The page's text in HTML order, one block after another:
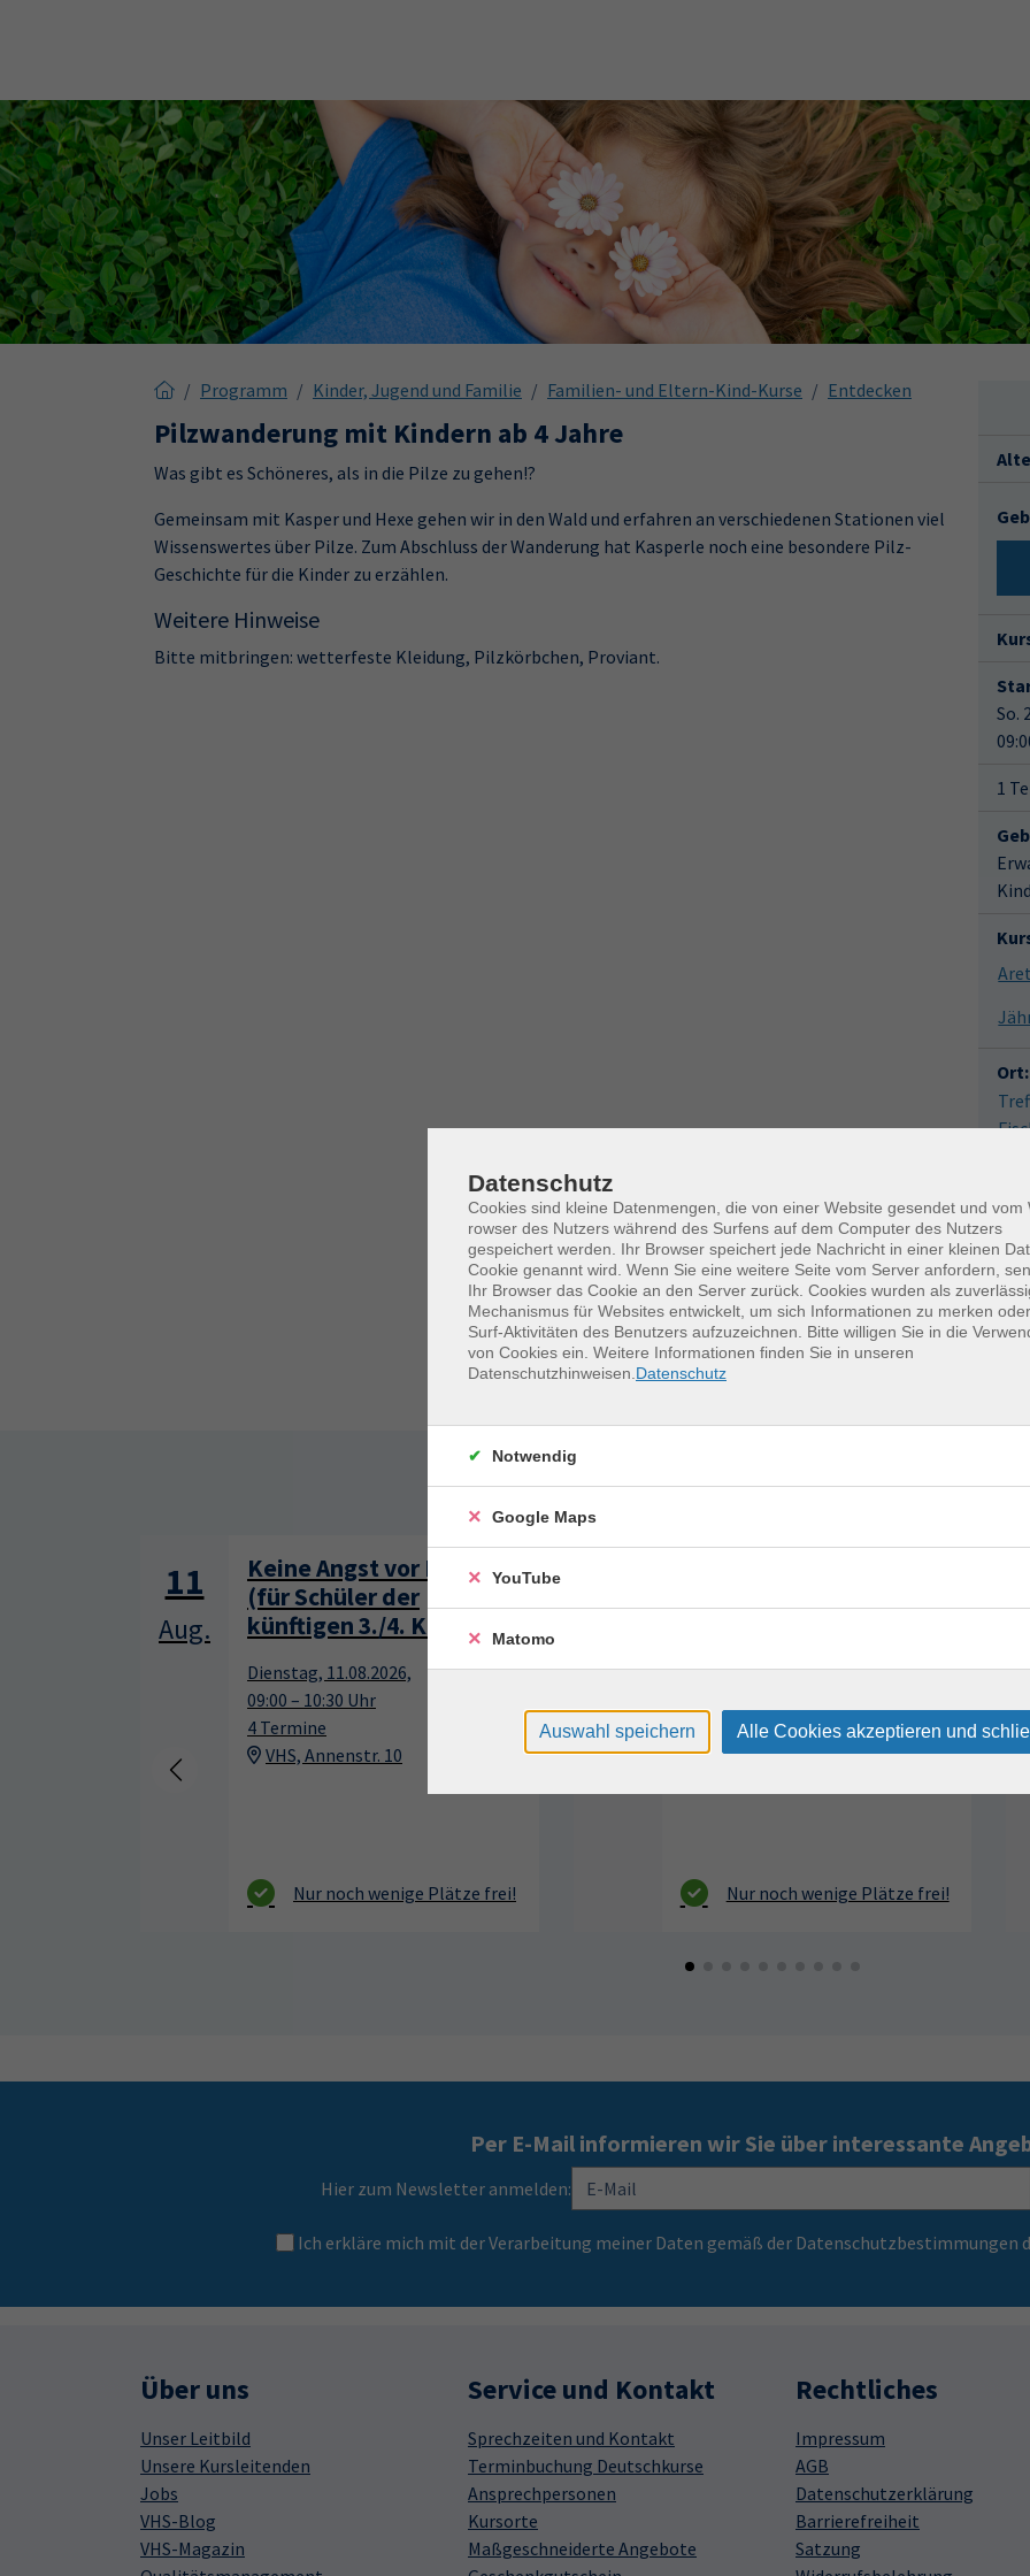
Programm Kinder, Jugend und Familie Familien- und Eltern-Kind-Kurse Entdecken
Pilzwanderung mit Kindern ab 4 Jahre
Was gibt es Schöneres, als in die Pilze zu gehen!?
Gemeinsam mit Kasper und Hexe gehen wir in den Wald und erfahren an verschiedenen Stationen viel
Wissenswertes über Pilze. Zum Abschluss der Wanderung hat Kasperle noch eine besondere Pilz-
Geschichte für die Kinder zu erzählen.
Weitere Hinweise
Bitte mitbringen: wetterfeste Kleidung, Pilzkörbchen, Proviant.
So.
1
Kind
Ort:
Sommerkurse für unvergessliche
11
Aug.
Keine Angst vor Mathe
(für Schüler der
künftigen 3./4. Klasse)
Dienstag, 11.08.2026,
09:00 – 10:30 Uhr
4 Termine
VHS, Annenstr. 10
Dienstag, 11.08.2026,
1 Termin
VHS, Annenstr. 10
Per E-Mail informieren wir Sie über interessante
Hier zum Newsletter anmelden:
Ich erkläre mich mit der Verarbeitung meiner Daten gemäß der Datenschutzbestimmungen
Über uns
Unser Leitbild
Unsere Kursleitenden
Jobs
VHS-Blog
VHS-Magazin
Service und Kontakt
Sprechzeiten und Kontakt
Terminbuchung Deutschkurse
Ansprechpersonen
Kursorte
Maßgeschneiderte Angebote
Rechtliches
Impressum
AGB
Datenschutzerklärung
Barrierefreiheit
Satzung
Datenschutz
Cookies sind kleine Datenmengen, die von einer Website gesendet und vom
rowser des Nutzers während des Surfens auf dem Computer des Nutzers
gespeichert werden. Ihr Browser speichert jede Nachricht in einer kleinen
Cookie genannt wird. Wenn Sie eine weitere Seite vom Server anfordern,
Ihr Browser das Cookie an den Server zurück. Cookies wurden als
Mechanismus für Websites entwickelt, um sich Informationen zu merken
Surf-Aktivitäten des Benutzers aufzuzeichnen. Bitte willigen Sie in die
von Cookies ein. Weitere Informationen finden Sie in unseren
Datenschutzhinweisen. Datenschutz
Notwendig
Google Maps
YouTube
Matomo
Auswahl speichern Alle Cookies akzeptieren und